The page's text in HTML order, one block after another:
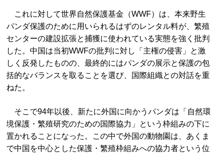
これに対して世界自然保護基金（WWF）は、本来野生
パンダ保護のために用いられるはずのレンタル料が、繁殖
センターの建設拡張と捕獲に使われている実態を強く批判
した。中国は当初WWFの批判に対し「主権の侵害」と激
しく反発したものの、最終的にはパンダの展示と保護の包
括的なバランスを取ることを選び、国際組織との対話を重
ねた。
そこで94年以後、新たに外国に向かうパンダは「自然環
境保護・繁殖研究のための国際協力」という枠組みの下に
置かれることになった。この中で外国の動物園は、あくま
で中国を中心とした保護・繁殖枠組みへの協力者という位